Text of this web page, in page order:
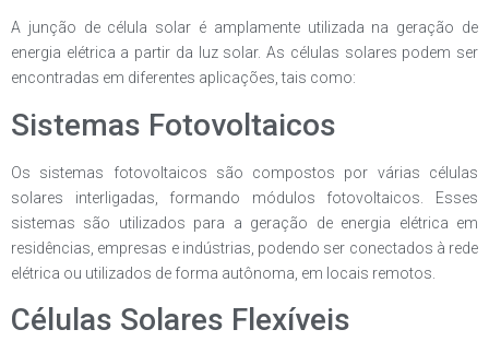
A junção de célula solar é amplamente utilizada na geração de
energia elétrica a partir da luz solar. As células solares podem ser
encontradas em diferentes aplicações, tais como:
Sistemas Fotovoltaicos
Os sistemas fotovoltaicos são compostos por várias células
solares interligadas, formando módulos fotovoltaicos. Esses
sistemas são utilizados para a geração de energia elétrica em
residências, empresas e indústrias, podendo ser conectados à rede
elétrica ou utilizados de forma autônoma, em locais remotos.
Células Solares Flexíveis